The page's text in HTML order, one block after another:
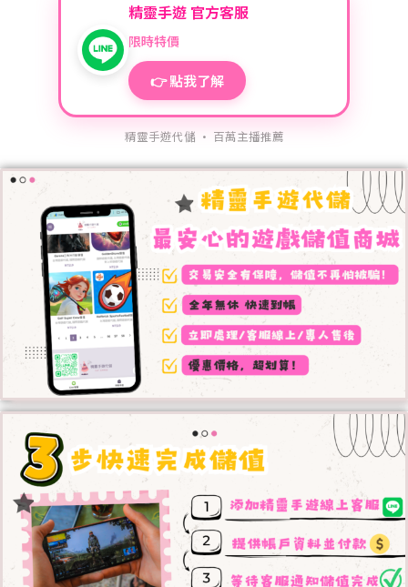
精靈手遊 官方客服
限時特價
👉 點我了解
精靈手遊代儲 · 百萬主播推薦